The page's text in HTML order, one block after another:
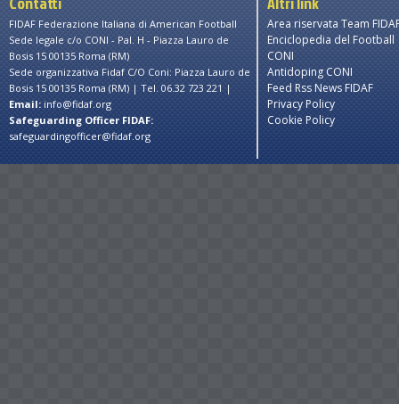
only For
For development purposes only
FIDAF Federazione Italiana di American Football
Sede legale c/o CONI - Pal. H - Piazza Lauro de
Bosis 15 00135 Roma (RM)
Sede organizzativa Fidaf C/O Coni: Piazza Lauro de
Bosis 15 00135 Roma (RM) | Tel. 06.32 723 221 |
Email: info@fidaf.org
Safeguarding Officer FIDAF:
safeguardingofficer@fidaf.org
Area riservata Team
Enciclopedia del Football
CONI
Antidoping CONI
Feed Rss News FIDAF
Privacy Policy
Cookie Policy